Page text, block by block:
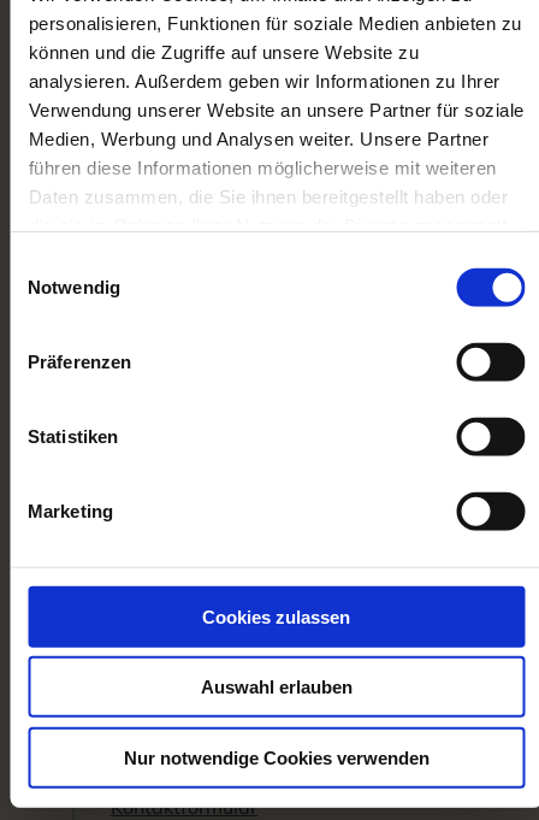
personalisieren, Funktionen für soziale Medien anbieten zu
können und die Zugriffe auf unsere Website zu
analysieren. Außerdem geben wir Informationen zu Ihrer
Verwendung unserer Website an unsere Partner für soziale
Medien, Werbung und Analysen weiter. Unsere Partner
führen diese Informationen möglicherweise mit weiteren
Daten zusammen, die Sie ihnen bereitgestellt haben oder
Sie unsere Webseite weiterhin nutzen.
Notwendig
Präferenzen
Statistiken
Marketing
Cookies zulassen
Auswahl erlauben
Nur notwendige Cookies verwenden
UNKOMPLIZIERT, ZÜGIG
UND FAIR MODELLBAHNEN
KOMPLETT VERKAUFEN
Unser extra Service für Sie:
Bei größeren Sammlungen kommen wir gern
Sammlungen und Einzelstücken stellen wir
Paketscheine zur Verfügung.
Kontaktieren Sie uns noch heute per Telefon, E-
Mail oder Kontaktformular!
1. Rückruf
 2. Kontaktformular
Oder schreiben Sie uns direkt über unser
Kontaktformular